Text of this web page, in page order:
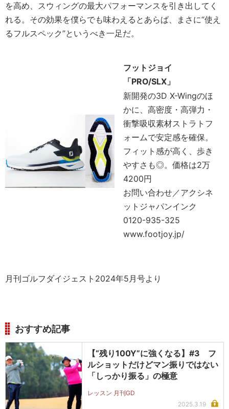
を高め、スウィングの最大パフォーマンスを引き出してく
れる。その効果を僕らでも味わえるとあらば、まさに“使え
るフルスペック”というべき一足だ。
フットジョイ
「PRO/SLX」
新開発の3D X-Wingのほ
かに、高密度・高弾力・
衝撃吸収素材ストラトフ
ォームで安定感を確保。
フィット感が高く、歩き
やすさも◎。価格は2万
4200円
お問い合わせ／アクシネ
ットジャパンインク
0120-935-325
www.footjoy.jp/
月刊ゴルフダイジェスト2024年5月号より
おすすめ記事
【“残り100Y”に強くなる】#3 フ
ルショットだけどマン振りではない
「しっかり振る」の極意
レッスン 月刊GD
2025.3.19